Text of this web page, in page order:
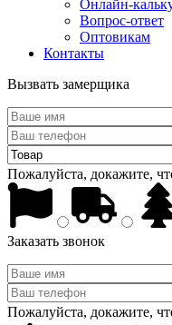
Онлайн-
Вопрос-ответ
Оптовикам
Контакты
Вызвать замерщика
Пожалуйста, докажите,
Заказать звонок
Пожалуйста, докажите,